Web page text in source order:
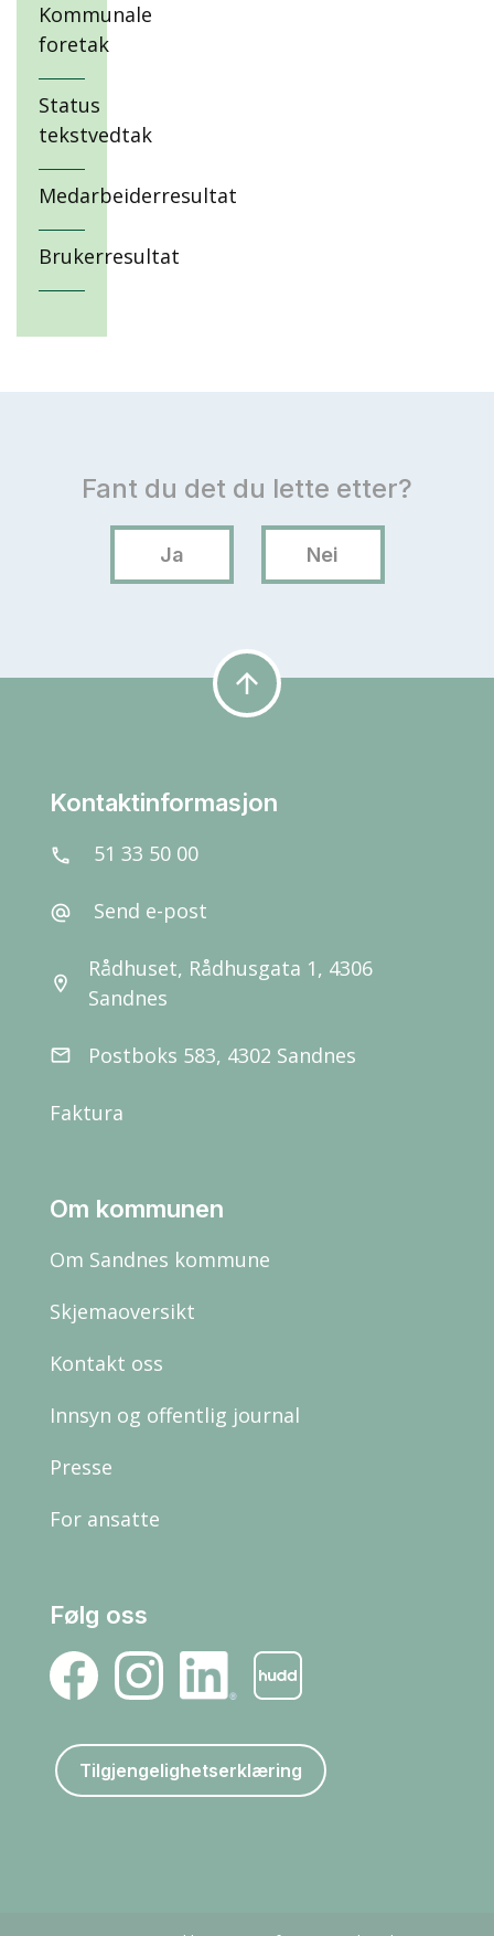
Kommunale
foretak
Status
tekstvedtak
Medarbeiderresultat
Brukerresultat
arrow_upward
Kontaktinformasjon
call 51 33 50 00
alternate_email Send e-post
location_on
Rådhuset, Rådhusgata 1, 4306
Sandnes
email Postboks 583, 4302 Sandnes
Faktura
Om kommunen
Om Sandnes kommune
Skjemaoversikt
Kontakt oss
Innsyn og offentlig journal
Presse
For ansatte
Følg oss
Tilgjengelighetserklæring